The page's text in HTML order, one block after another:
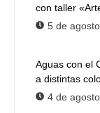
con taller
5 de
Aguas con el
a distintas
4 de